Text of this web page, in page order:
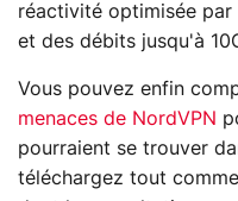
réactivité optimisée par
et des débits jusqu'à
Vous pouvez enfin
menaces de NordVPN
pourraient se trouver
téléchargez tout